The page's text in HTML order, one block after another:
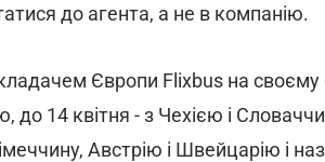
до агента, а не в компанію.
Європи Flixbus на своєму
до 14 квітня - з Чехією і
Австрію і Швейцарію і